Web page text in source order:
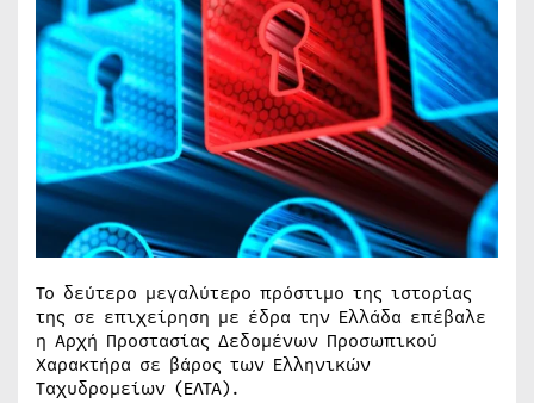
Το δεύτερο μεγαλύτερο πρόστιμο της ιστορίας
της σε επιχείρηση με έδρα την Ελλάδα επέβαλε
η Αρχή Προστασίας Δεδομένων Προσωπικού
Χαρακτήρα σε βάρος των Ελληνικών
Ταχυδρομείων (ΕΛΤΑ).